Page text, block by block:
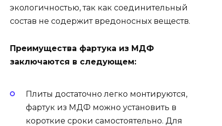
экологичностью, так как соединительный
состав не содержит вредоносных веществ.
Преимущества фартука из МДФ
заключаются в следующем:
Плиты достаточно легко монтируются,
фартук из МДФ можно установить в
короткие сроки самостоятельно. Для